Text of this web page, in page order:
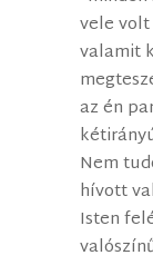
vele volt
valamit
az én
Nem
hívott
Isten